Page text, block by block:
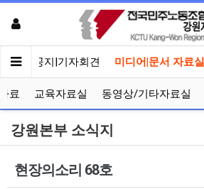
인 공지|기자회견 미디어|문서 자료실
료 교육자료실 동영상/기타자료실
강원본부 소식지
현장의소리 68호